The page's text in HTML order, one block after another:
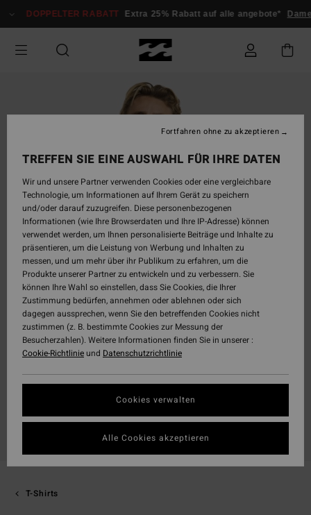
zur
springen
DOPPELTER RABATT Extra 25% Rabatt auf alle angebote* Damen
T-Shirts
TREFFEN SIE EINE AUSWAHL FÜR IHRE DATEN
Wir und unsere Partner verwenden Cookies oder eine vergleichbare
Technologie, um Informationen auf Ihrem Gerät zu speichern
und/oder darauf zuzugreifen. Diese personenbezogenen
Informationen (wie Ihre Browserdaten und Ihre IP-Adresse) können
verwendet werden, um Ihnen personalisierte Beiträge und Inhalte zu
präsentieren, um die Leistung von Werbung und Inhalten zu
messen, und um mehr über ihr Publikum zu erfahren, um die
Produkte unserer Partner zu entwickeln und zu verbessern. Sie
können Ihre Wahl so einstellen, dass Sie Cookies, die Ihrer
Zustimmung bedürfen, annehmen oder ablehnen oder sich
dagegen aussprechen, wenn Sie den betreffenden Cookies nicht
zustimmen (z. B. bestimmte Cookies zur Messung der
Besucherzahlen). Weitere Informationen finden Sie in unserer :
Cookie-Richtlinieund Datenschutzrichtlinie
Cookies verwalten
Fortfahren ohne zu akzeptieren
Alle Cookies akzeptieren